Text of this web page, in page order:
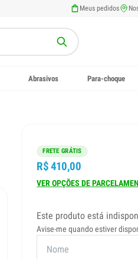
Meus pedidos
Abrasivos Para-choque
FRETE GRÁTIS
R$ 410,00
VER OPÇÕES DE
Este produto está
Avise-me quando estiver